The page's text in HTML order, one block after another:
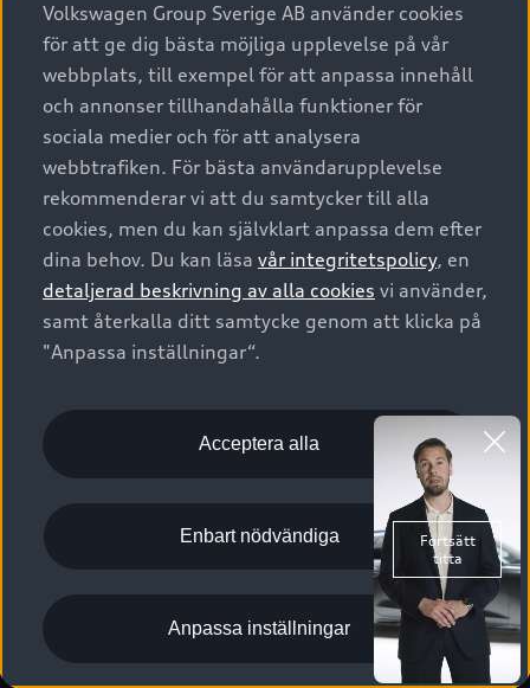
A6 modellerna
SUV
Avant
Audi Sport
Privatleasing
Nya bilar i lager
Begagnade bilar i lager
Audi approved :plus - så gott som nya
Finansiering
Audi exclusive
Provkörning
Service & tillbehör
Audi digital services
Originaltillbehör - köp online
Garantier
Försäkring
Digitala manualer för din Audi
Audi Collection – livsstilsartiklar
Vanliga frågor
2G/3G nätet stängs ned - Hur påverkas min bil av detta?
Tjänstebil
Tjänstebil
Business lease online
Företagsleasing
Om Audi Sverige
Kontakta oss
Audi Återförsäljare/-serviceverkstad
myAudi
Pressmeddelanden
Nyhetsbrev
Vårt hållbarhetsarbete
Lediga tjänster huvudkontor
Lediga tjänster hos Audi Återförsäljare
Kommentar till mediauppgifter om dataläcka
© 2026 AUDI SVERIGE. All Rights Reserved.
Utgivare Juridiskt
Juridiskt Audi AG
Juridiskt Audi Digital Giveaway
Anpassa inställningar för cookies
Visselblåsarkanaler
Volkswagen Group Sverige AB använder cookies
för att ge dig bästa möjliga upplevelse på vår
webbplats, till exempel för att anpassa innehåll
och annonser tillhandahålla funktioner för
sociala medier och för att analysera
webbtrafiken. För bästa användarupplevelse
rekommenderar vi att du samtycker till alla
cookies, men du kan självklart anpassa dem efter
dina behov. Du kan läsa vår integritetspolicy, en
detaljerad beskrivning av alla cookies vi använder,
samt återkalla ditt samtycke genom att klicka på
"Anpassa inställningar“.
Acceptera alla
Enbart nödvändiga
Anpassa inställningar